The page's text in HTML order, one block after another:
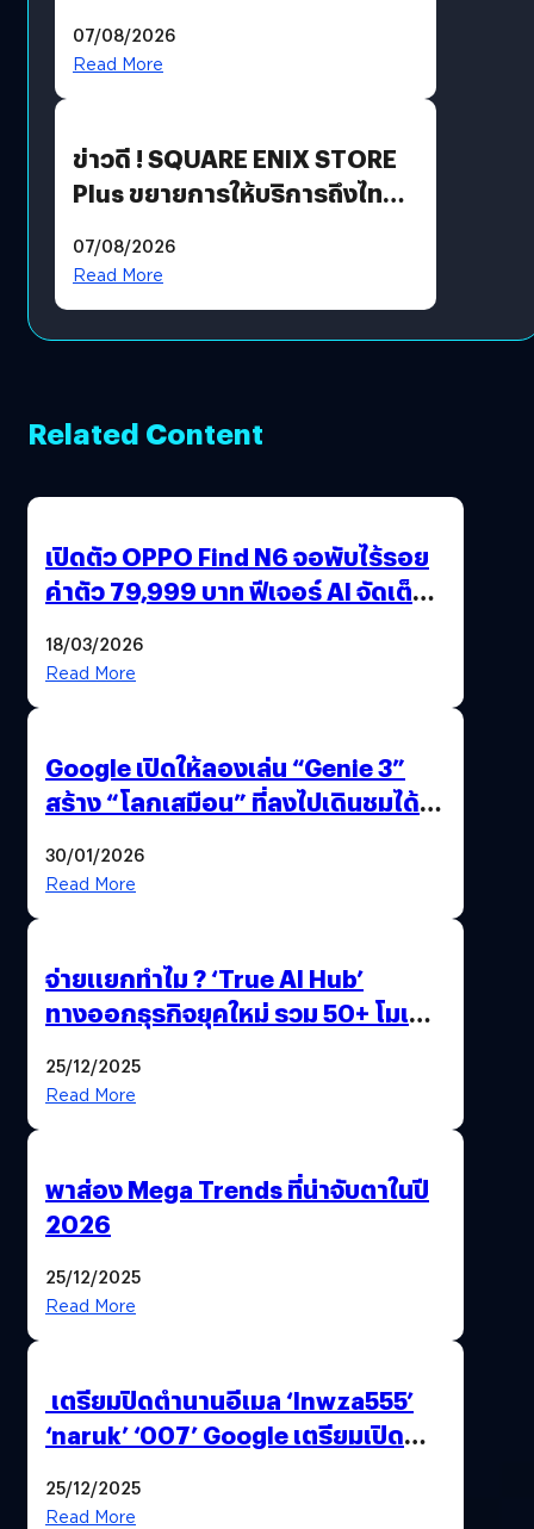
07/08/2026
Read More
ข่าวดี ! SQUARE ENIX STORE
Plus ขยายการให้บริการถึงไทย
โดยตรง
07/08/2026
Read More
Related Content
เปิดตัว OPPO Find N6 จอพับไร้รอย
ค่าตัว 79,999 บาท ฟีเจอร์ AI จัดเต็ม
18/03/2026
Read More
Google เปิดให้ลองเล่น “Genie 3”
สร้าง “โลกเสมือน” ที่ลงไปเดินชมได้
30/01/2026
Read More
จ่ายแยกทำไม ? ‘True AI Hub’
ทางออกธุรกิจยุคใหม่ รวม 50+ โมเดล
25/12/2025
Read More
พาส่อง Mega Trends ที่น่าจับตาในปี
2026
25/12/2025
Read More
เตรียมปิดตำนานอีเมล ‘lnwza555’
‘naruk’ ‘007’ Google เตรียมเปิด
25/12/2025
Read More